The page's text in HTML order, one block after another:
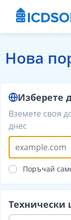
Нова
Изберете
Вземете своя
днес
Поръчай
Технически